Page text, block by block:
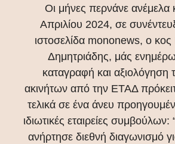
Οι μήνες περνάνε ανέμελα
Απριλίου 2024, σε
ιστοσελίδα mononews, ο
Δημητριάδης, μάς
καταγραφή και
ακινήτων από την ΕΤΑΔ
τελικά σε ένα άνευ
ιδιωτικές εταιρείες
ανήρτησε διεθνή διαγωνισμό